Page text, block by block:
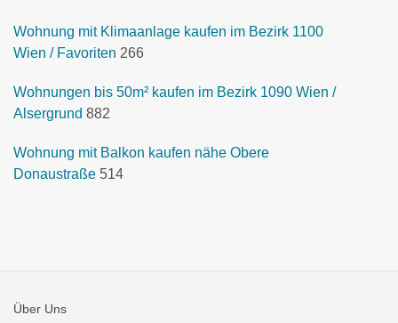
Wohnung mit Klimaanlage kaufen im Bezirk 1100
Wien / Favoriten 266
Wohnungen bis 50m² kaufen im Bezirk 1090 Wien /
Alsergrund 882
Wohnung mit Balkon kaufen nähe Obere
Donaustraße 514
Über Uns